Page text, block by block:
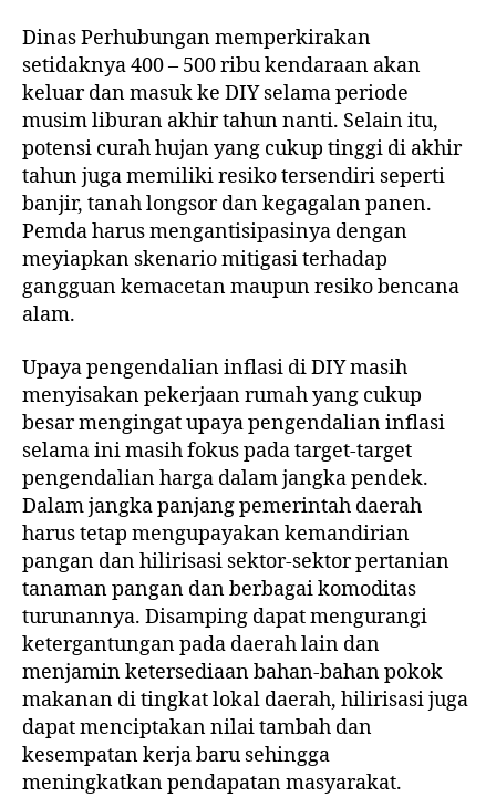
Dinas Perhubungan memperkirakan
setidaknya 400 – 500 ribu kendaraan akan
keluar dan masuk ke DIY selama periode
musim liburan akhir tahun nanti. Selain itu,
potensi curah hujan yang cukup tinggi di akhir
tahun juga memiliki resiko tersendiri seperti
banjir, tanah longsor dan kegagalan panen.
Pemda harus mengantisipasinya dengan
meyiapkan skenario mitigasi terhadap
gangguan kemacetan maupun resiko bencana
alam.
Upaya pengendalian inflasi di DIY masih
menyisakan pekerjaan rumah yang cukup
besar mengingat upaya pengendalian inflasi
selama ini masih fokus pada target-target
pengendalian harga dalam jangka pendek.
Dalam jangka panjang pemerintah daerah
harus tetap mengupayakan kemandirian
pangan dan hilirisasi sektor-sektor pertanian
tanaman pangan dan berbagai komoditas
turunannya. Disamping dapat mengurangi
ketergantungan pada daerah lain dan
menjamin ketersediaan bahan-bahan pokok
makanan di tingkat lokal daerah, hilirisasi juga
dapat menciptakan nilai tambah dan
kesempatan kerja baru sehingga
meningkatkan pendapatan masyarakat.